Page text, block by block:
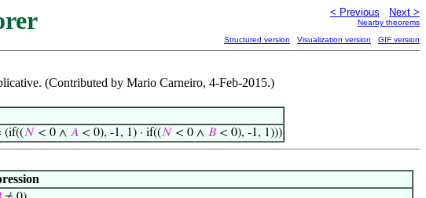
< Previous Next >
Nearby theorems
Structured version Visualization version GIF version
(Contributed by Mario Carneiro, 4-Feb-2015.)
(if((𝑁 < 0 ∧ 𝐴< 0), -1, 1) · if((𝑁 < 0 ∧ 𝐵< 0), -1, 1)))